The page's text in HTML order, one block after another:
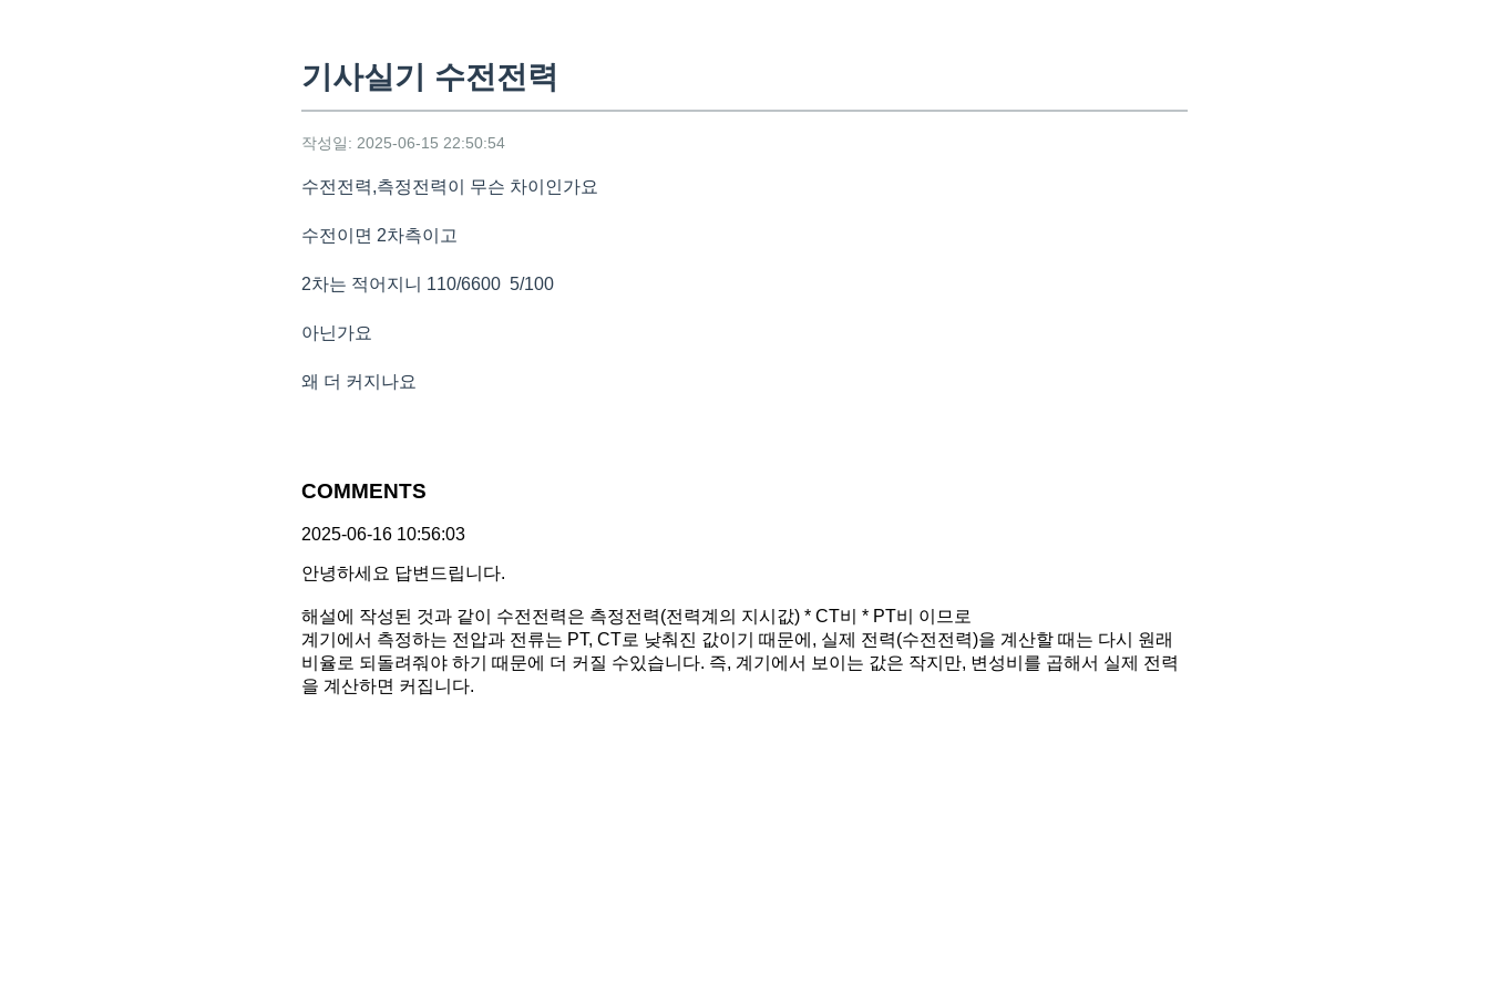
기사실기 수전전력
작성일: 2025-06-15 22:50:54
수전전력,측정전력이 무슨 차이인가요
수전이면 2차측이고
2차는 적어지니 110/6600 5/100
아닌가요
왜 더 커지나요
COMMENTS
2025-06-16 10:56:03
안녕하세요 답변드립니다.
해설에 작성된 것과 같이 수전전력은 측정전력(전력계의 지시값) * CT비 * PT비 이므로
계기에서 측정하는 전압과 전류는 PT, CT로 낮춰진 값이기 때문에, 실제 전력(수전전력)을 계산할 때는 다시 원래
비율로 되돌려줘야 하기 때문에 더 커질 수있습니다. 즉, 계기에서 보이는 값은 작지만, 변성비를 곱해서 실제 전력
을 계산하면 커집니다.